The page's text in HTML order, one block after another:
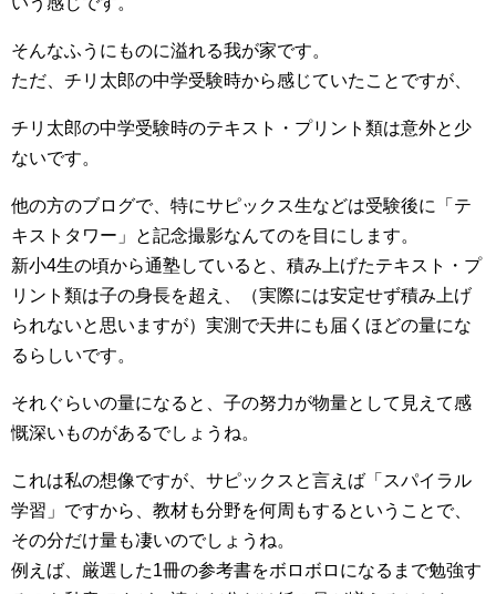
そんなふうにものに溢れる我が家です。
ただ、チリ太郎の中学受験時から感じていたことですが、
チリ太郎の中学受験時のテキスト・プリント類は意外と少
ないです。
他の方のブログで、特にサピックス生などは受験後に「テ
キストタワー」と記念撮影なんてのを目にします。
新小4生の頃から通塾していると、積み上げたテキスト・プ
リント類は子の身長を超え、（実際には安定せず積み上げ
られないと思いますが）実測で天井にも届くほどの量にな
るらしいです。
それぐらいの量になると、子の努力が物量として見えて感
慨深いものがあるでしょうね。
これは私の想像ですが、サピックスと言えば「スパイラル
学習」ですから、教材も分野を何周もするということで、
その分だけ量も凄いのでしょうね。
例えば、厳選した1冊の参考書をボロボロになるまで勉強す